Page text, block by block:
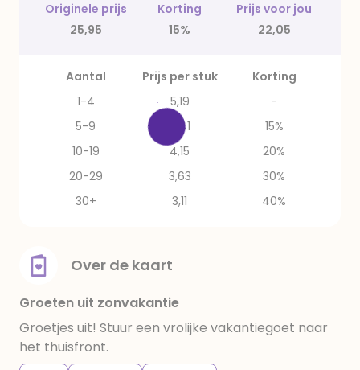
Originele prijs Korting
Prijs voor jou
25,95
15% 22,05
Aantal Prijs per stuk
Korting
1-4
5,19
-
5-9
4,41
15%
10-19
4,15
20%
20-29
3,63
30%
30+
3,11 40%
Over de kaart
Groeten uit zonvakantie
Groetjes uit! Stuur een vrolijke vakantiegoet naar
het thuisfront.